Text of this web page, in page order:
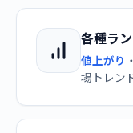
各種ラ
値上がり ・
場トレン